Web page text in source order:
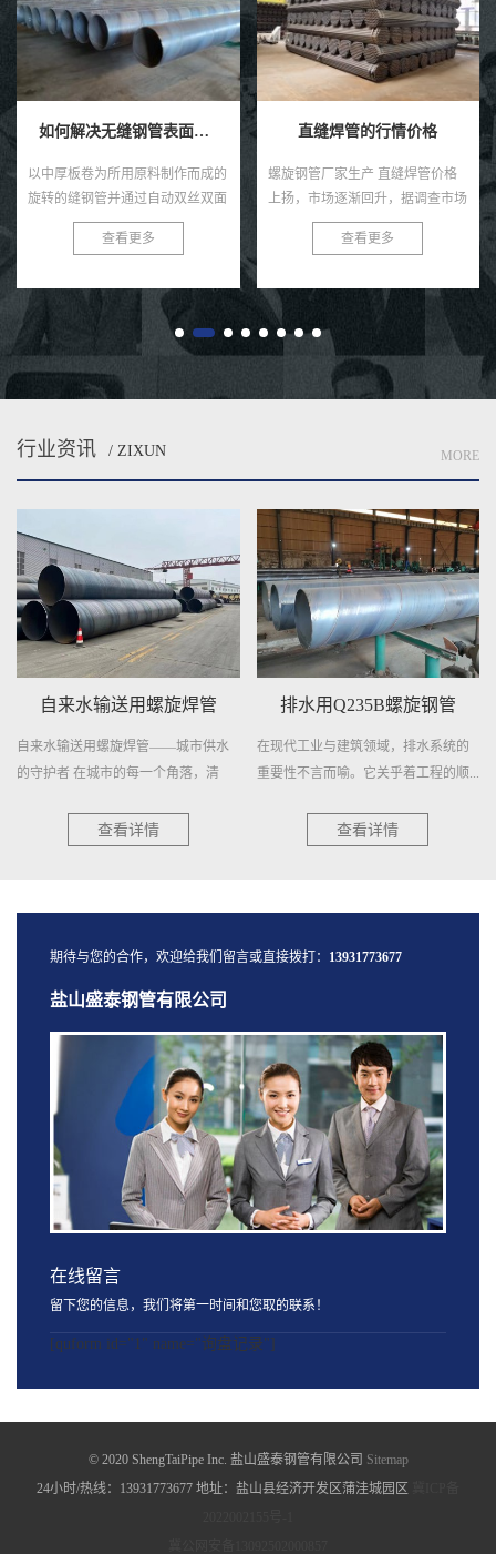
如何解决无缝钢管表面感觉的褐色锈点？
以中厚板卷为所用原料制作而成的
旋转的缝钢管并通过自动双丝双面
焊条电弧焊压制成型而成的就是螺
旋焊管啦，直缝焊管将热轧扔进点
后...
查看更多
直缝焊管的行情价格
螺旋钢管厂家生产 直缝焊管价格
上扬，市场逐渐回升，据调查市场
5月份直缝钢管项目全面启动早，
项目项目多，为了新一代人工智能
商...
查看更多
行业资讯 / ZIXUN MORE
自来水输送用螺旋焊管
自来水输送用螺旋焊管——城市供水
的守护者 在城市的每一个角落，清
查看详情
排水用Q235B螺旋钢管
在现代工业与建筑领域，排水系统的
重要性不言而喻。它关乎着工程的顺...
查看详情
期待与您的合作，欢迎给我们留言或直接拨打： 13931773677
盐山盛泰钢管有限公司
在线留言
留下您的信息，我们将第一时间和您取的联系！
[quform id="1" name="询盘记录"]
© 2020 ShengTaiPipe Inc. 盐山盛泰钢管有限公司 Sitemap
24小时/热线：13931773677 地址：盐山县经济开发区蒲洼城园区